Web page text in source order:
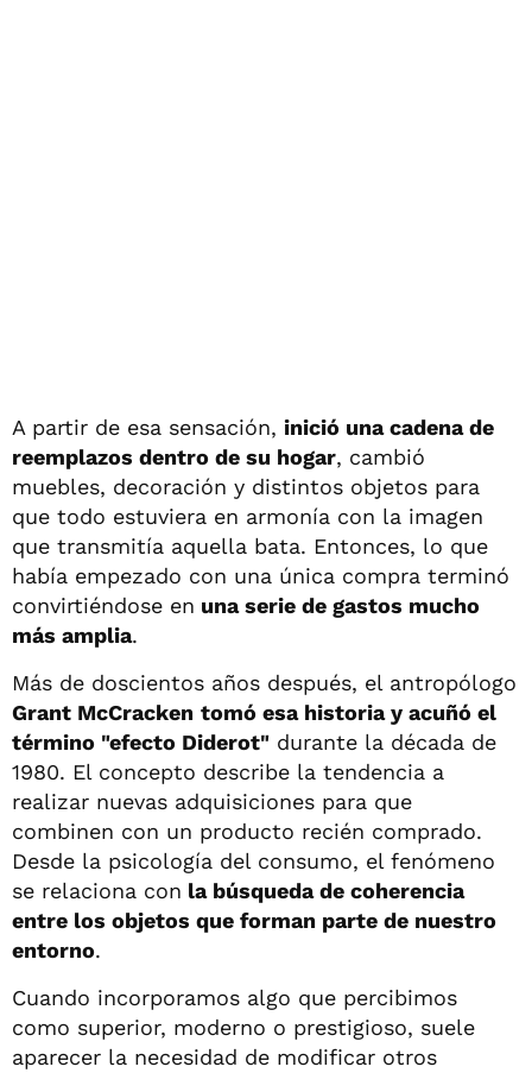
A partir de esa sensación, inició una cadena de
reemplazos dentro de su hogar, cambió
muebles, decoración y distintos objetos para
que todo estuviera en armonía con la imagen
que transmitía aquella bata. Entonces, lo que
había empezado con una única compra terminó
convirtiéndose en una serie de gastos mucho
más amplia.
Más de doscientos años después, el antropólogo
Grant McCracken tomó esa historia y acuñó el
término "efecto Diderot" durante la década de
1980. El concepto describe la tendencia a
realizar nuevas adquisiciones para que
combinen con un producto recién comprado.
Desde la psicología del consumo, el fenómeno
se relaciona con la búsqueda de coherencia
entre los objetos que forman parte de nuestro
entorno.
Cuando incorporamos algo que percibimos
como superior, moderno o prestigioso, suele
aparecer la necesidad de modificar otros